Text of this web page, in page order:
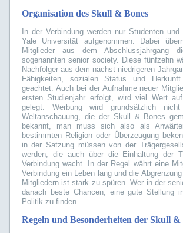
Organisation des Skull & Bones
In der Verbindung werden nur Studenten
Yale Universität aufgenommen. Dabei
Mitglieder aus dem Abschlussjahrgang
sogenannten senior society. Diese fünfzehn
Nachfolger aus dem nächst niedrigeren
Fähigkeiten, sozialen Status und
geachtet. Auch bei der Aufnahme neuer
ersten Studienjahr erfolgt, wird viel Wert
gelegt. Werbung wird grundsätzlich
Weltanschauung, die der Skull & Bones
bekannt, man muss sich also als
bestimmten Religion oder Überzeugung
in der Satzung müssen von der
werden, die auch über die Einhaltung der
Verbindung wacht. In der Regel währt eine
Verbindung ein Leben lang und die
Mitgliedern ist stark zu spüren. Wer in der
danach beste Chancen, eine gute Stellung
Politik zu finden.
Regeln und Besonderheiten der Skull &